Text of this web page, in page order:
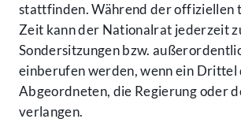
stattfinden. Während der offiziellen
Zeit kann der Nationalrat jederzeit
Sondersitzungen bzw.
einberufen werden, wenn ein Drittel
Abgeordneten, die Regierung oder
verlangen.